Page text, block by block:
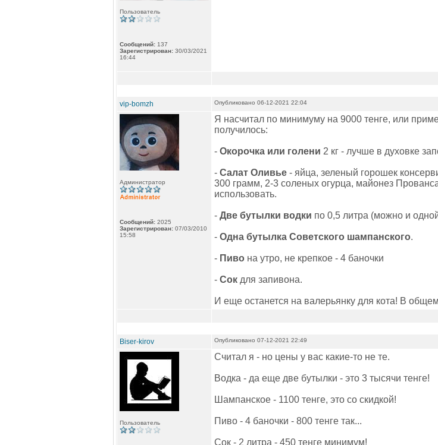
Пользователь
Сообщений: 137
Зарегистрирован: 30/03/2021
16:44
vip-bomzh Опубликовано 06-12-2021 22:04
Администратор
Сообщений: 2025
Зарегистрирован: 07/03/2010
15:58
Я насчитал по минимуму на 9000 тенге, или
получилось:
- Окорочка или голени 2 кг - лучше в духовке
- Салат Оливье - яйца, зеленый горошек
300 грамм, 2-3 соленых огурца, майонез
использовать.
- Две бутылки водки по 0,5 литра (можно и
- Одна бутылка Советского шампанского.
- Пиво на утро, не крепкое - 4 баночки
- Сок для запивона.
И еще останется на валерьянку для кота! В
Biser-kirov Опубликовано 07-12-2021 22:49
Пользователь
Считал я - но цены у вас какие-то не те.
Водка - да еще две бутылки - это 3 тысячи тенге!
Шампанское - 1100 тенге, это со скидкой!
Пиво - 4 баночки - 800 тенге так...
Сок - 2 литра - 450 тенге минимум!